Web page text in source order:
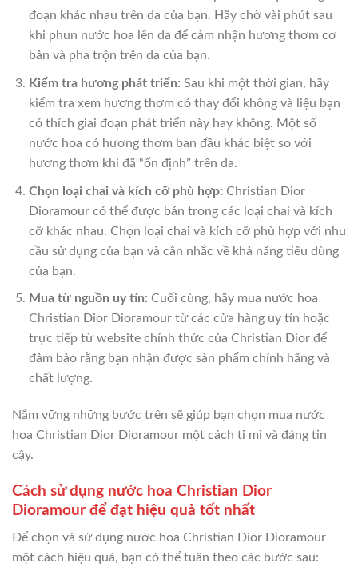
đoạn khác nhau trên da của bạn. Hãy chờ vài phút sau
khi phun nước hoa lên da để cảm nhận hương thơm cơ
bản và pha trộn trên da của bạn.
Kiểm tra hương phát triển: Sau khi một thời gian, hãy
kiểm tra xem hương thơm có thay đổi không và liệu bạn
có thích giai đoạn phát triển này hay không. Một số
nước hoa có hương thơm ban đầu khác biệt so với
hương thơm khi đã “ổn định” trên da.
Chọn loại chai và kích cỡ phù hợp: Christian Dior
Dioramour có thể được bán trong các loại chai và kích
cỡ khác nhau. Chọn loại chai và kích cỡ phù hợp với nhu
cầu sử dụng của bạn và cân nhắc về khả năng tiêu dùng
của bạn.
Mua từ nguồn uy tín: Cuối cùng, hãy mua nước hoa
Christian Dior Dioramour từ các cửa hàng uy tín hoặc
trực tiếp từ website chính thức của Christian Dior để
đảm bảo rằng bạn nhận được sản phẩm chính hãng và
chất lượng.
Nắm vững những bước trên sẽ giúp bạn chọn mua nước
hoa Christian Dior Dioramour một cách tỉ mỉ và đáng tin
cậy.
Cách sử dụng nước hoa Christian Dior
Dioramour để đạt hiệu quả tốt nhất
Để chọn và sử dụng nước hoa Christian Dior Dioramour
một cách hiệu quả, bạn có thể tuân theo các bước sau: